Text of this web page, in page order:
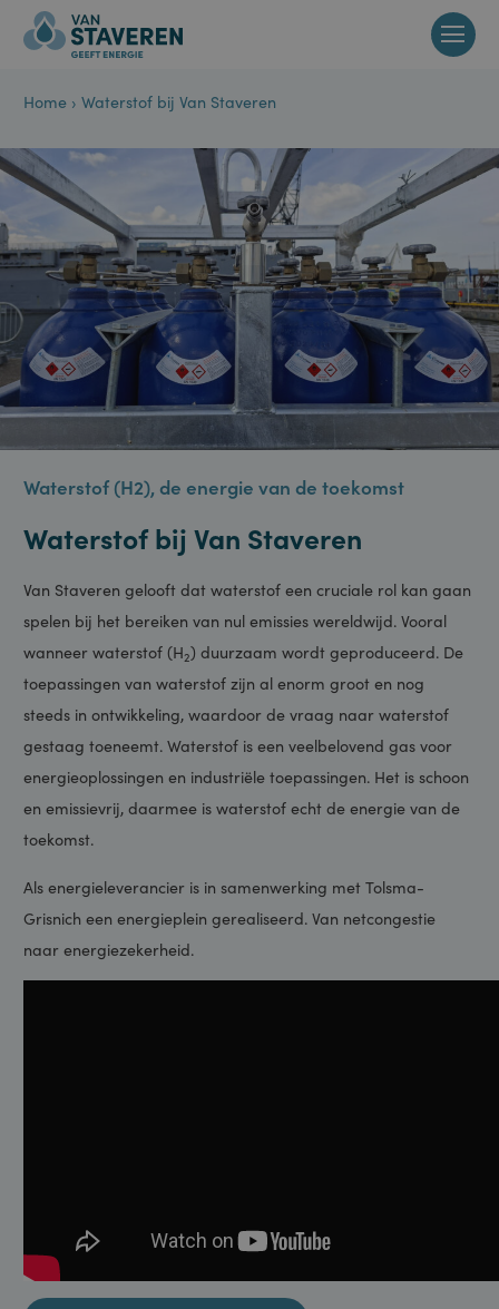
Home ›Waterstof bij Van Staveren
Waterstof bij Van Staveren
Van Staveren gelooft dat waterstof een cruciale rol kan gaan
spelen bij het bereiken van nul emissies wereldwijd. Vooral
wanneer waterstof (H2) duurzaam wordt geproduceerd. De
toepassingen van waterstof zijn al enorm groot en nog
steeds in ontwikkeling, waardoor de vraag naar waterstof
gestaag toeneemt. Waterstof is een veelbelovend gas voor
energieoplossingen en industriële toepassingen. Het is schoon
en emissievrij, daarmee is waterstof echt de energie van de
toekomst.
Als energieleverancier is in samenwerking met Tolsma-
Grisnich een energieplein gerealiseerd. Van netcongestie